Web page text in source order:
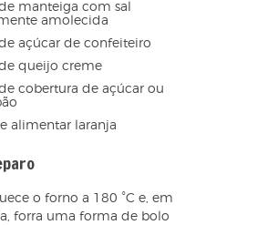
manteiga com sal
amolecida
açúcar de confeiteiro
de queijo creme
de cobertura de açúcar ou
alimentar laranja
o forno a 180 °C e, em
forra uma forma de bolo